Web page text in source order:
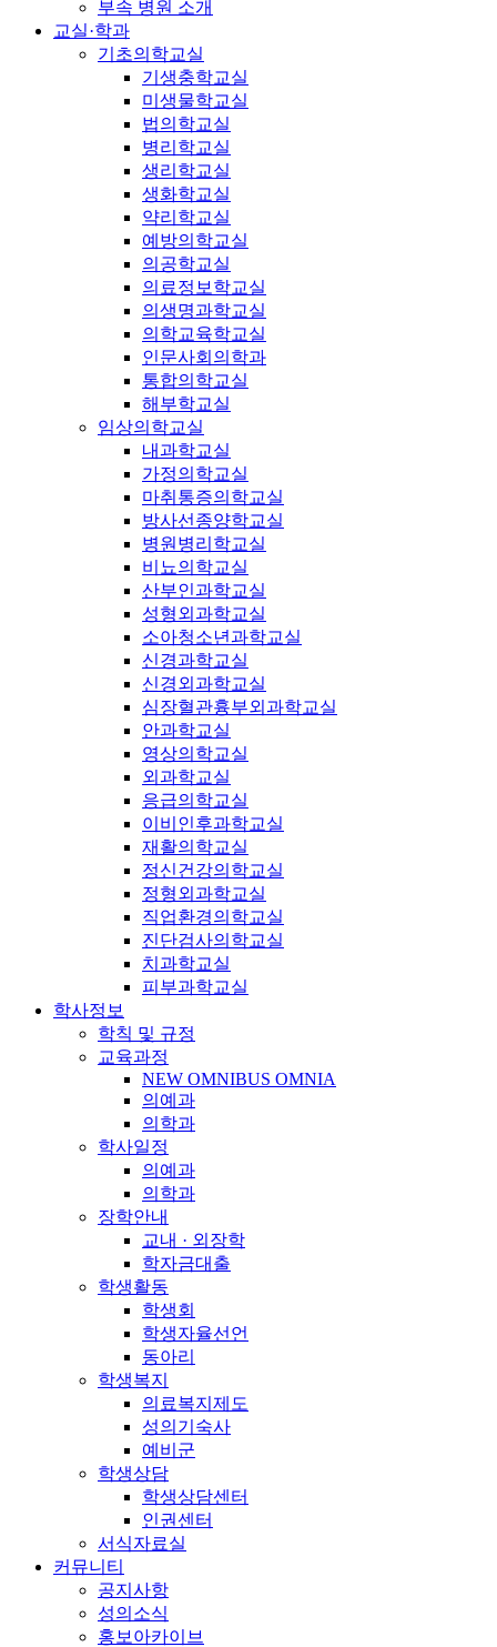
부속 병원 소개
교실·학과
기초의학교실
기생충학교실
미생물학교실
법의학교실
병리학교실
생리학교실
생화학교실
약리학교실
예방의학교실
의공학교실
의료정보학교실
의생명과학교실
의학교육학교실
인문사회의학과
통합의학교실
해부학교실
임상의학교실
내과학교실
가정의학교실
마취통증의학교실
방사선종양학교실
병원병리학교실
비뇨의학교실
산부인과학교실
성형외과학교실
소아청소년과학교실
신경과학교실
신경외과학교실
심장혈관흉부외과학교실
안과학교실
영상의학교실
외과학교실
응급의학교실
이비인후과학교실
재활의학교실
정신건강의학교실
정형외과학교실
직업환경의학교실
진단검사의학교실
치과학교실
피부과학교실
학사정보
학칙 및 규정
교육과정
NEW OMNIBUS OMNIA
의예과
의학과
학사일정
의예과
의학과
장학안내
교내 · 외장학
학자금대출
학생활동
학생회
학생자율선언
동아리
학생복지
의료복지제도
성의기숙사
예비군
학생상담
학생상담센터
인권센터
서식자료실
커뮤니티
공지사항
성의소식
홍보아카이브